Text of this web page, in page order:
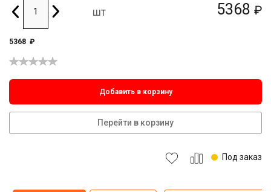
5368 ₽
шт
5368 ₽
Добавить в корзину
Перейти в корзину
Под заказ